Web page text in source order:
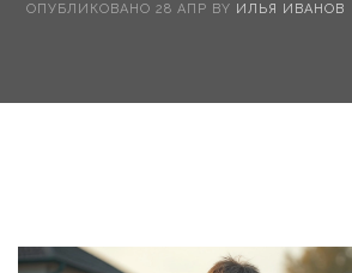
ОПУБЛИКОВАНО 28 АПР BY ИЛЬЯ ИВАНОВ